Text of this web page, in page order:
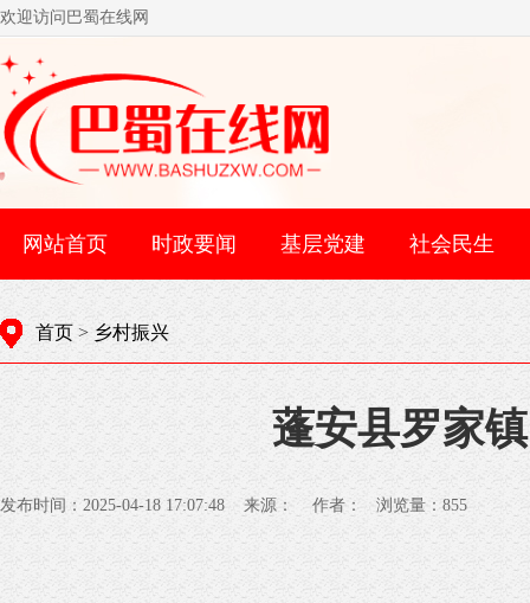
欢迎访问巴蜀在线网
网站首页 时政要闻 基层党建 社会民生
首页 > 乡村振兴
蓬安县罗家
发布时间：2025-04-18 17:07:48 来源： 作者： 浏览量： 855